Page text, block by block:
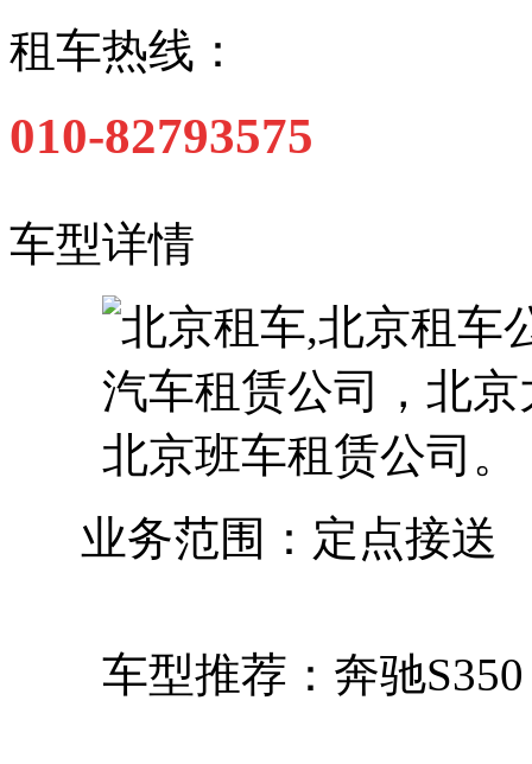
租车热线：
010-82793575
车型详情
业务范围：定点接送
车型推荐：奔驰S350